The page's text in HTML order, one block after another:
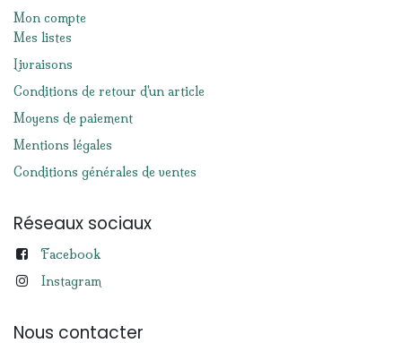
Mon compte
Mes listes
Livraisons
Conditions de retour d'un article
Moyens de paiement
Mentions légales
Conditions générales de ventes
Réseaux sociaux
Facebook
Instagram
Nous contacter